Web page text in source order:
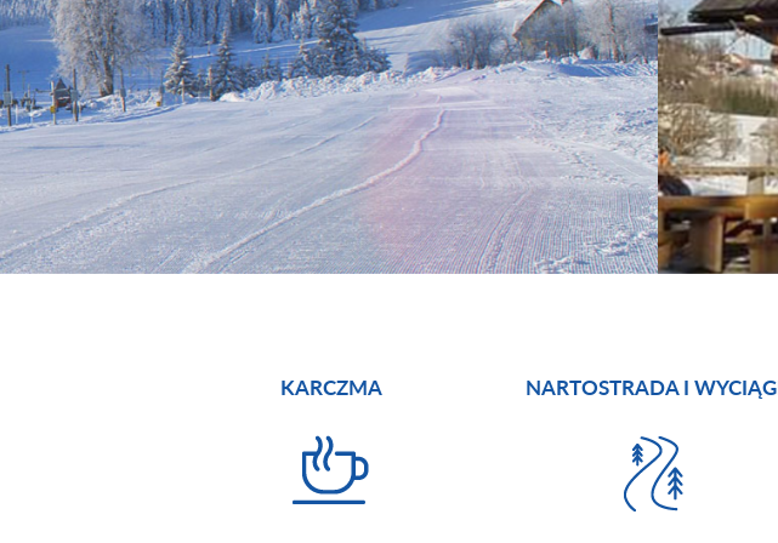
KARCZMA NARTOSTRADA I